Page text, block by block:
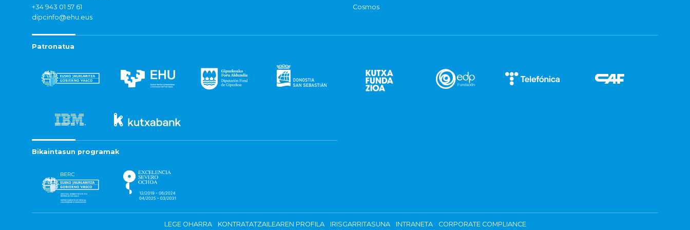
+34 943 01 57 61
dipcinfo@ehu.eus
Cosmos
Patronatua
Bikaintasun programak
LEGE OHARRA KONTRATATZAILEAREN PROFILA IRISGARRITASUNA INTRANETA CORPORATE COMPLIANCE